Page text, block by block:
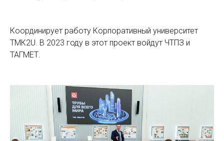
Координирует работу Корпоративный университет
ТМК2U. В 2023 году в этот проект войдут ЧТПЗ и
ТАГМЕТ.